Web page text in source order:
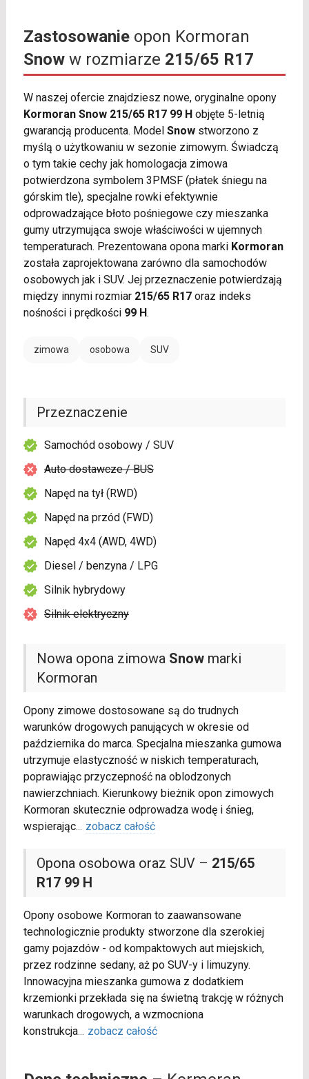
Zastosowanieopon Kormoran
Snoww rozmiarze 215/65 R17
W naszej ofercie znajdziesz nowe, oryginalne opony
Kormoran Snow 215/65 R17 99 Hobjęte 5-letnią
gwarancją producenta. Model Snowstworzono z
myślą o użytkowaniu w sezonie zimowym. Świadczą
o tym takie cechy jak homologacja zimowa
potwierdzona symbolem 3PMSF (płatek śniegu na
górskim tle), specjalne rowki efektywnie
odprowadzające błoto pośniegowe czy mieszanka
gumy utrzymująca swoje właściwości w ujemnych
temperaturach. Prezentowana opona marki Kormoran
została zaprojektowana zarówno dla samochodów
osobowych jak i SUV. Jej przeznaczenie potwierdzają
między innymi rozmiar 215/65 R17oraz indeks
nośności i prędkości 99 H.
zimowa osobowa SUV
Nowa opona zimowa Snowmarki
Kormoran
Opony zimowe dostosowane są do trudnych
warunków drogowych panujących w okresie od
października do marca. Specjalna mieszanka gumowa
utrzymuje elastyczność w niskich temperaturach,
poprawiając przyczepność na oblodzonych
nawierzchniach. Kierunkowy bieżnik opon zimowych
Kormoran skutecznie odprowadza wodę i śnieg,
wspierając... zobacz całość
Opona osobowa oraz SUV – 215/65
R17 99 H
Opony osobowe Kormoran to zaawansowane
technologicznie produkty stworzone dla szerokiej
gamy pojazdów - od kompaktowych aut miejskich,
przez rodzinne sedany, aż po SUV-y i limuzyny.
Innowacyjna mieszanka gumowa z dodatkiem
krzemionki przekłada się na świetną trakcję w różnych
warunkach drogowych, a wzmocniona
konstrukcja... zobacz całość
Przeznaczenie
Samochód osobowy / SUV
Auto dostawcze / BUS
Napęd na tył (RWD)
Napęd na przód (FWD)
Napęd 4x4 (AWD, 4WD)
Diesel / benzyna / LPG
Silnik hybrydowy
Silnik elektryczny